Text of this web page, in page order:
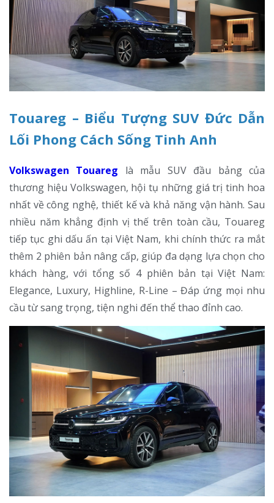
Touareg – Biểu Tượng SUV Đức Dẫn
Lối Phong Cách Sống Tinh Anh
Volkswagen Touareg là mẫu SUV đầu bảng của
thương hiệu Volkswagen, hội tụ những giá trị tinh hoa
nhất về công nghệ, thiết kế và khả năng vận hành. Sau
nhiều năm khẳng định vị thế trên toàn cầu, Touareg
tiếp tục ghi dấu ấn tại Việt Nam, khi chính thức ra mắt
thêm 2 phiên bản nâng cấp, giúp đa dạng lựa chọn cho
khách hàng, với tổng số 4 phiên bản tại Việt Nam:
Elegance, Luxury, Highline, R-Line – Đáp ứng mọi nhu
cầu từ sang trọng, tiện nghi đến thể thao đỉnh cao.